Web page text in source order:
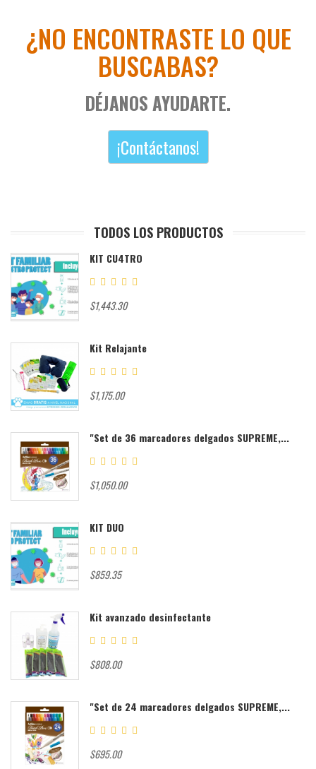
¿NO ENCONTRASTE LO QUE
BUSCABAS?
DÉJANOS AYUDARTE.
¡Contáctanos!
TODOS LOS PRODUCTOS
KIT CU4TRO
$1,443.30
Kit Relajante
$1,175.00
"Set de 36 marcadores delgados SUPREME,...
$1,050.00
KIT DUO
$859.35
Kit avanzado desinfectante
$808.00
"Set de 24 marcadores delgados SUPREME,...
$695.00